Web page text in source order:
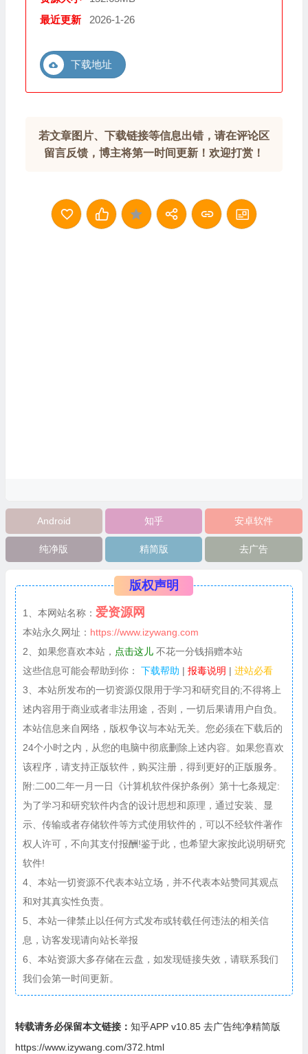
最近更新
2026-1-26
下载地址
若文章图片、下载链接等信息出错，请在评论区
留言反馈，博主将第一时间更新！欢迎打赏！
Android 知乎 安卓软件
纯净版 精简版 去广告
版权声明
1、本网站名称： 爱资源网
本站永久网址： https://www.izywang.com
2、如果您喜欢本站， 点击这儿不花一分钱捐赠本站
这些信息可能会帮助到你：
下载帮助 | 报毒说明 | 进站必看
3、本站所发布的一切资源仅限用于学习和研究目的;不得将上
述内容用于商业或者非法用途，否则，一切后果请用户自负。
本站信息来自网络，版权争议与本站无关。您必须在下载后的
24个小时之内，从您的电脑中彻底删除上述内容。如果您喜欢
该程序，请支持正版软件，购买注册，得到更好的正版服务。
附:二00二年一月一日《计算机软件保护条例》第十七条规定:
为了学习和研究软件内含的设计思想和原理，通过安装、显
示、传输或者存储软件等方式使用软件的，可以不经软件著作
权人许可，不向其支付报酬!鉴于此，也希望大家按此说明研究
软件!
4、本站一切资源不代表本站立场，并不代表本站赞同其观点
和对其真实性负责。
5、本站一律禁止以任何方式发布或转载任何违法的相关信
息，访客发现请向站长举报
6、本站资源大多存储在云盘，如发现链接失效，请联系我们
我们会第一时间更新。
转载请务必保留本文链接： 知乎APP v10.85 去广告纯净精简版
https://www.izywang.com/372.html